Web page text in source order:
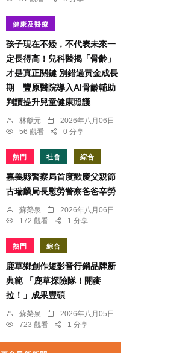
健康及醫療
孩子現在不矮，不代表未來一
定長得高！兒科醫揭「骨齡」
才是真正關鍵 別錯過黃金成長
期 豐原醫院導入AI骨齡輔助
判讀提升兒童健康照護
林獻元
2026年八月06日
56 觀看
0 分享
熱門 社會 綜合
嘉義縣警察局首度歡慶父親節
古瑞麟局長慰勞警察爸爸辛勞
蘇榮泉
2026年八月06日
172 觀看
1 分享
熱門 綜合
鹿草鄉創作短影音行銷品牌新
典範 「鹿草探險隊！開麥
拉！」成果豐碩
蘇榮泉
2026年八月05日
723 觀看
1 分享